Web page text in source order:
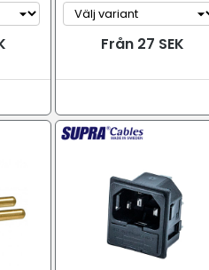
Från 27 SEK